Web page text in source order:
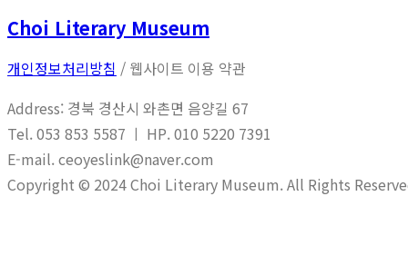
Choi Literary Museum
개인정보처리방침 / 웹사이트 이용 약관
Address: 경북 경산시 와촌면 음양길 67
Tel. 053 853 5587 ㅣ HP. 010 5220 7391
E-mail. ceoyeslink@naver.com
Copyright © 2024 Choi Literary Museum. All Rights